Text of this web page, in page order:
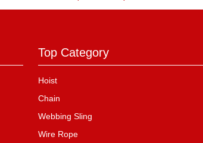
Top Category
Hoist
Chain
Webbing Sling
Wire Rope